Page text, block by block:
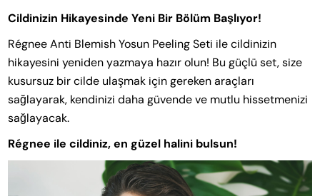
Cildinizin Hikayesinde Yeni Bir Bölüm Başlıyor!
Régnee Anti Blemish Yosun Peeling Seti ile cildinizin
hikayesini yeniden yazmaya hazır olun! Bu güçlü set, size
kusursuz bir cilde ulaşmak için gereken araçları
sağlayarak, kendinizi daha güvende ve mutlu hissetmenizi
sağlayacak.
Régnee ile cildiniz, en güzel halini bulsun!